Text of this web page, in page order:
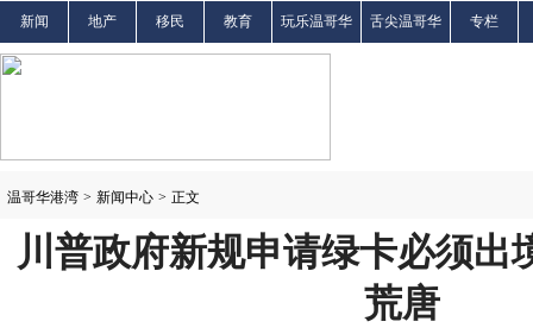
新闻 地产 移民 教育 玩乐温哥华 舌尖温哥华 专栏
温哥华港湾 > 新闻中心 > 正文
川普政府新规申请绿卡必须出
荒唐